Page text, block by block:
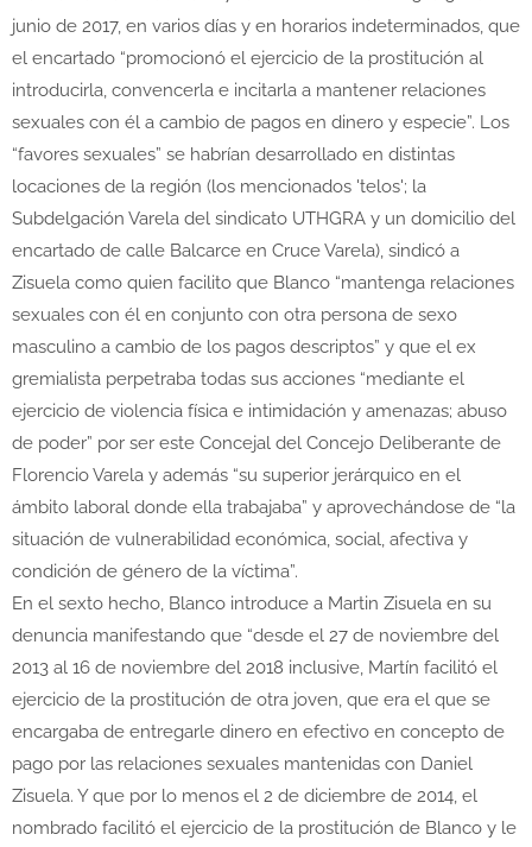
junio de 2017, en varios días y en horarios indeterminados, que
el encartado “promocionó el ejercicio de la prostitución al
introducirla, convencerla e incitarla a mantener relaciones
sexuales con él a cambio de pagos en dinero y especie”. Los
“favores sexuales” se habrían desarrollado en distintas
locaciones de la región (los mencionados 'telos'; la
Subdelgación Varela del sindicato UTHGRA y un domicilio del
encartado de calle Balcarce en Cruce Varela), sindicó a
Zisuela como quien facilito que Blanco “mantenga relaciones
sexuales con él en conjunto con otra persona de sexo
masculino a cambio de los pagos descriptos” y que el ex
gremialista perpetraba todas sus acciones “mediante el
ejercicio de violencia física e intimidación y amenazas; abuso
de poder” por ser este Concejal del Concejo Deliberante de
Florencio Varela y además “su superior jerárquico en el
ámbito laboral donde ella trabajaba” y aprovechándose de “la
situación de vulnerabilidad económica, social, afectiva y
condición de género de la víctima”.
En el sexto hecho, Blanco introduce a Martin Zisuela en su
denuncia manifestando que “desde el 27 de noviembre del
2013 al 16 de noviembre del 2018 inclusive, Martín facilitó el
ejercicio de la prostitución de otra joven, que era el que se
encargaba de entregarle dinero en efectivo en concepto de
pago por las relaciones sexuales mantenidas con Daniel
Zisuela. Y que por lo menos el 2 de diciembre de 2014, el
nombrado facilitó el ejercicio de la prostitución de Blanco y le